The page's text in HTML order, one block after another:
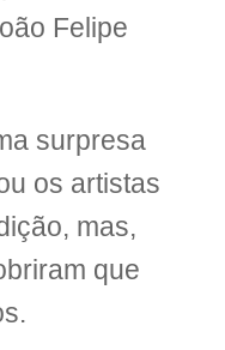
Felipe
surpresa
os artistas
mas,
que